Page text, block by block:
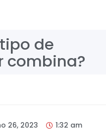
de
combina?
26, 2023 1:32 am